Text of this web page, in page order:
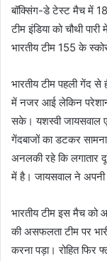
बॉक्सिंग-डे टेस्ट मैच में
टीम इंडिया को चौथी
भारतीय टीम 155 के
भारतीय टीम पहली गेंद
में नजर आई लेकिन
सके। यशस्वी जायसवाल
गेंदबाजों का डटकर
अनलकी रहे कि लगातार
में है। जायसवाल ने अपनी
भारतीय टीम इस मैच को
की असफलता टीम पर
करना पड़ा। रोहित